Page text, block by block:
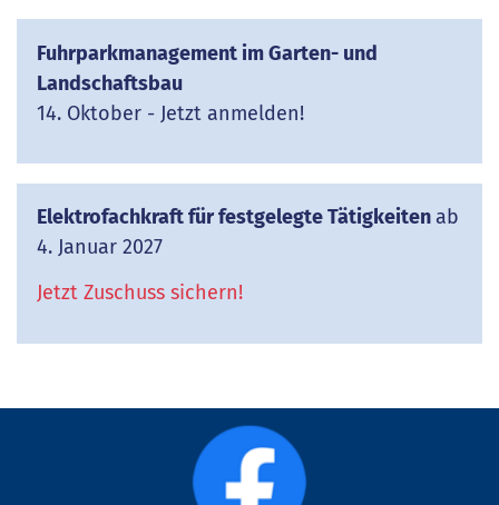
Fuhrparkmanagement im Garten- und
Landschaftsbau
14. Oktober - Jetzt anmelden!
Elektrofachkraft für festgelegte Tätigkeiten ab
4. Januar 2027
Jetzt Zuschuss sichern!